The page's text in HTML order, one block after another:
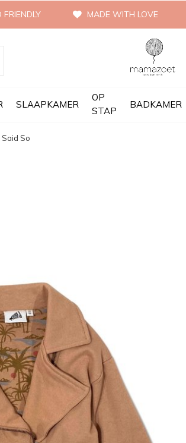
SLAAPKAMER
OP
STAP
BADKAMER
FRIENDLY MADE WITH LOVE
So